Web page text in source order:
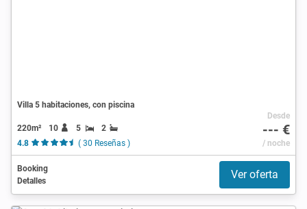
Villa 5 habitaciones, con piscina
220m² 10 5
2
4.8
( 30 Reseñas )
Desde
--- €
/ noche
Booking
Detalles
Ver oferta